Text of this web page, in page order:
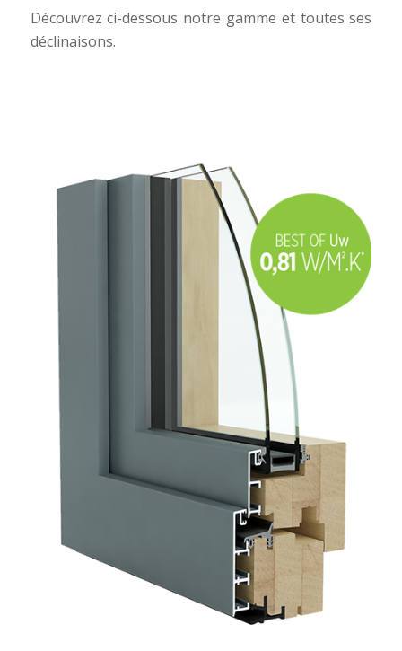
Découvrez ci-dessous notre gamme et toutes ses
déclinaisons.